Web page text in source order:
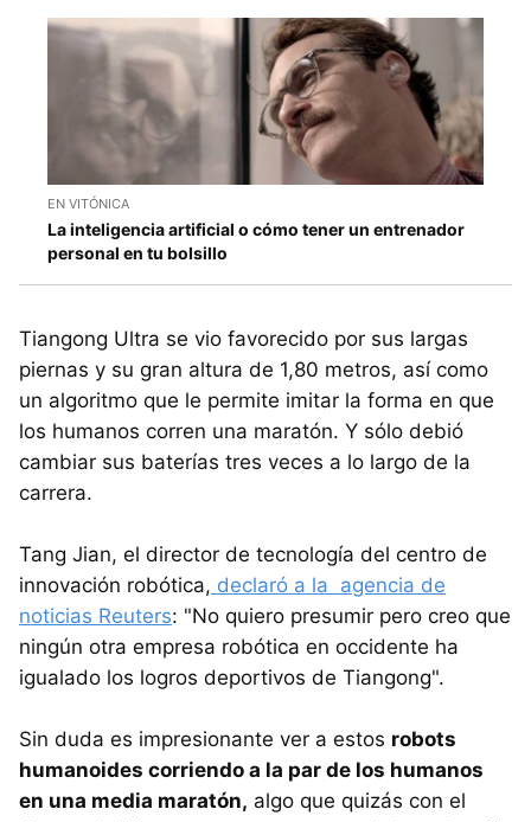
EN VITÓNICA
La inteligencia artificial o cómo tener un entrenador
personal en tu bolsillo
Tiangong Ultra se vio favorecido por sus largas
piernas y su gran altura de 1,80 metros, así como
un algoritmo que le permite imitar la forma en que
los humanos corren una maratón. Y sólo debió
cambiar sus baterías tres veces a lo largo de la
carrera.
Tang Jian, el director de tecnología del centro de
innovación robótica, declaró a la agencia de
noticias Reuters: "No quiero presumir pero creo que
ningún otra empresa robótica en occidente ha
igualado los logros deportivos de Tiangong".
Sin duda es impresionante ver a estos robots
humanoides corriendo a la par de los humanos
en una media maratón, algo que quizás con el